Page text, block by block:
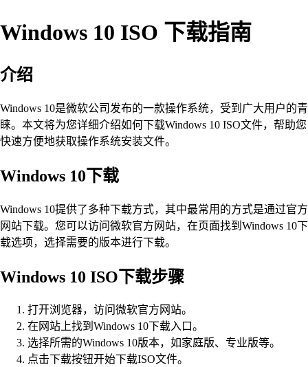
Windows 10 ISO 下载指南
介绍
Windows 10是微软公司发布的一款操作系统，受到广大用户的青
睐。本文将为您详细介绍如何下载Windows 10 ISO文件，帮助您
快速方便地获取操作系统安装文件。
Windows 10下载
Windows 10提供了多种下载方式，其中最常用的方式是通过官方
网站下载。您可以访问微软官方网站，在页面找到Windows 10下
载选项，选择需要的版本进行下载。
Windows 10 ISO下载步骤
打开浏览器，访问微软官方网站。
在网站上找到Windows 10下载入口。
选择所需的Windows 10版本，如家庭版、专业版等。
点击下载按钮开始下载ISO文件。